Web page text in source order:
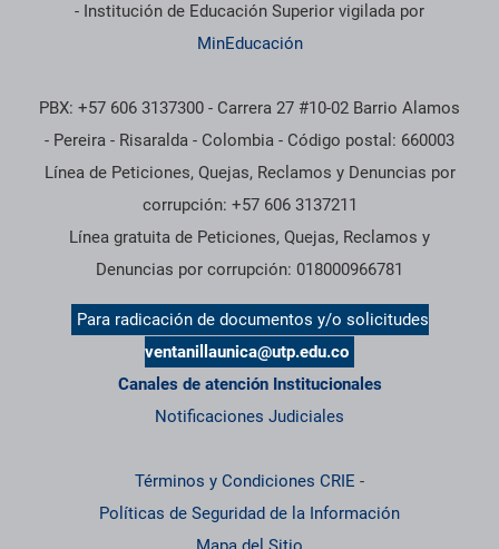
- Institución de Educación Superior vigilada por
MinEducación
PBX: +57 606 3137300 - Carrera 27 #10-02 Barrio Alamos
- Pereira - Risaralda - Colombia - Código postal: 660003
Línea de Peticiones, Quejas, Reclamos y Denuncias por
corrupción: +57 606 3137211
Línea gratuita de Peticiones, Quejas, Reclamos y
Denuncias por corrupción: 018000966781
Para radicación de documentos y/o solicitudes
ventanillaunica@utp.edu.co
Canales de atención Institucionales
Notificaciones Judiciales
Términos y Condiciones CRIE -
Políticas de Seguridad de la Información